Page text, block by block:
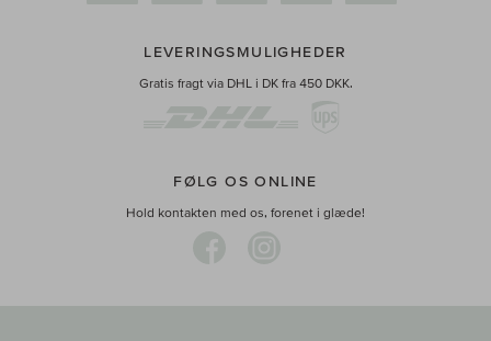
LEVERINGSMULIGHEDER
Gratis fragt via DHL i DK fra 450 DKK.
FØLG OS ONLINE
Hold kontakten med os, forenet i glæde!